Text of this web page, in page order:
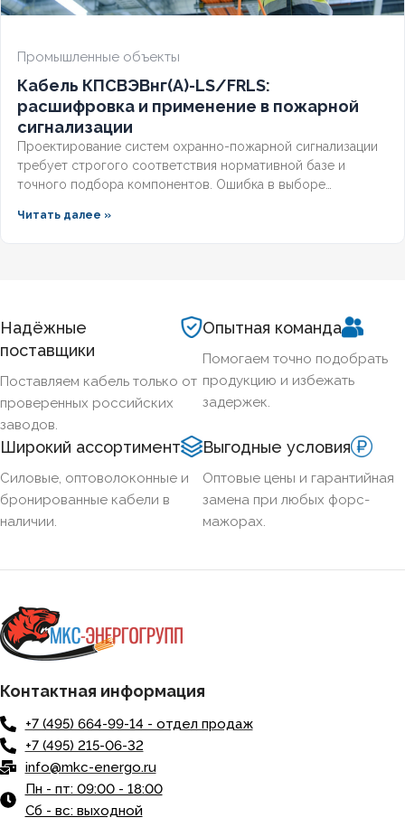
Промышленные объекты
Кабель КПСВЭВнг(А)-LS/FRLS:
расшифровка и применение в пожарной
сигнализации
Проектирование систем охранно-пожарной сигнализации
требует строгого соответствия нормативной базе и
точного подбора компонентов. Ошибка в выборе
задымлении или массовым ложным срабатываниям из-за
Читать далее »
Надёжные
поставщики
Поставляем кабель только от
проверенных российских
заводов.
Опытная команда
Помогаем точно подобрать
продукцию и избежать
задержек.
Широкий ассортимент
Силовые, оптоволоконные и
бронированные кабели в
наличии.
Выгодные условия
Оптовые цены и гарантийная
замена при любых форс-
мажорах.
Контактная информация
+7 (495) 664-99-14 - отдел продаж
+7 (495) 215-06-32
info@mkc-energo.ru
Пн - пт: 09:00 - 18:00
Сб - вс: выходной